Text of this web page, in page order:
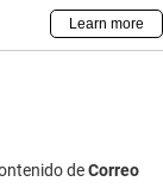
deCorreo